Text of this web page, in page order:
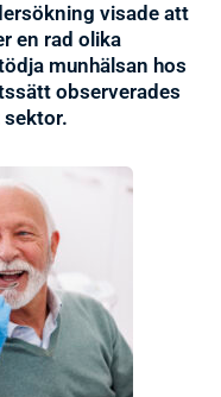
visade att
en rad olika
munhälsan hos
observerades